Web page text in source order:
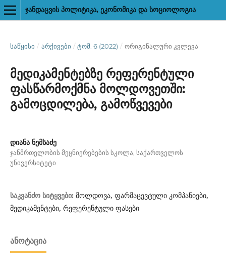
ᲯᲐᲜᲓᲐᲪᲕᲘᲡ ᲞᲝᲚᲘᲢᲘᲙᲐ, ᲔᲙᲝᲜᲝᲛᲘᲙᲐ ᲓᲐ ᲡᲝᲪᲘᲝᲚᲝᲒᲘᲐ
ᲡᲐᲬᲧᲘᲡᲘ / ᲐᲠᲥᲘᲕᲔᲑᲘ / ᲢᲝᲛ. 6 (2022) / ორიგინალური კვლევა
მედიკამენტებზე რეფერენტული
ფასწარმოქმნა მოლდოვეთში:
გამოცდილება, გამოწვევები
დიანა ნემსაძე
ჯანმრთელობის მეცნიერებების სკოლა, საქართველოს
უნივერსიტეტი
საკვანძო სიტყვები: მოლდოვა, ფარმაცევტული კომპანიები,
მედიკამენტები, რეფერენტული ფასები
ᲐᲜᲝᲢᲐᲪᲘᲐ